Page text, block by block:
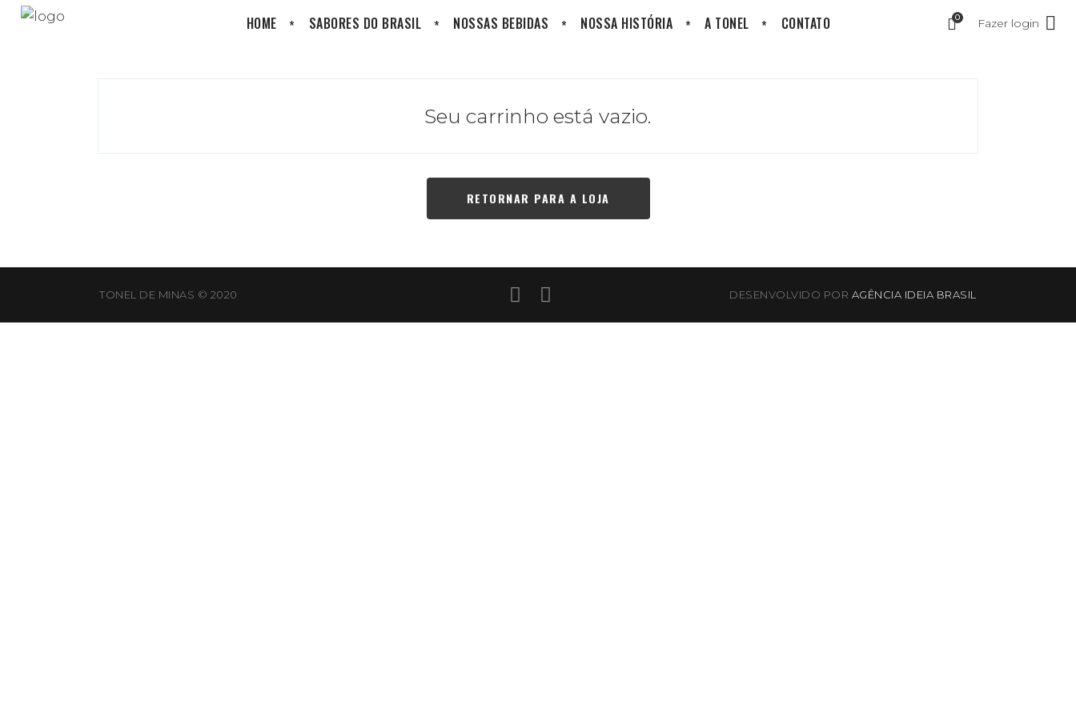
HOME SABORES DO BRASIL NOSSAS BEBIDAS NOSSA HISTÓRIA A TONEL CONTATO 0 Fazer login
Seu carrinho está vazio.
RETORNAR PARA A LOJA
TONEL DE MINAS © 2020 DESENVOLVIDO POR AGÊNCIA IDEIA BRASIL